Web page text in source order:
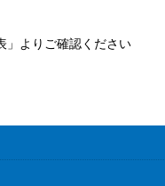
」よりご確認ください